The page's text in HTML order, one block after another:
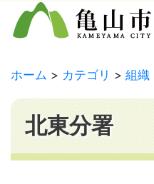
ホーム カテゴリ 組織
北東分署